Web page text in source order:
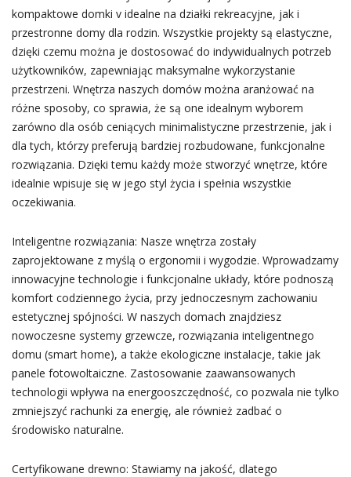
kompaktowe domki v idealne na działki rekreacyjne, jak i
przestronne domy dla rodzin. Wszystkie projekty są elastyczne,
dzięki czemu można je dostosować do indywidualnych potrzeb
użytkowników, zapewniając maksymalne wykorzystanie
przestrzeni. Wnętrza naszych domów można aranżować na
różne sposoby, co sprawia, że są one idealnym wyborem
zarówno dla osób ceniących minimalistyczne przestrzenie, jak i
dla tych, którzy preferują bardziej rozbudowane, funkcjonalne
rozwiązania. Dzięki temu każdy może stworzyć wnętrze, które
idealnie wpisuje się w jego styl życia i spełnia wszystkie
oczekiwania.
Inteligentne rozwiązania: Nasze wnętrza zostały
zaprojektowane z myślą o ergonomii i wygodzie. Wprowadzamy
innowacyjne technologie i funkcjonalne układy, które podnoszą
komfort codziennego życia, przy jednoczesnym zachowaniu
estetycznej spójności. W naszych domach znajdziesz
nowoczesne systemy grzewcze, rozwiązania inteligentnego
domu (smart home), a także ekologiczne instalacje, takie jak
panele fotowoltaiczne. Zastosowanie zaawansowanych
technologii wpływa na energooszczędność, co pozwala nie tylko
zmniejszyć rachunki za energię, ale również zadbać o
środowisko naturalne.
Certyfikowane drewno: Stawiamy na jakość, dlatego